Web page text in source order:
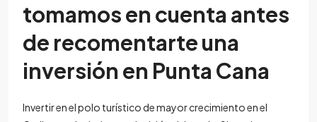
tomamos en cuenta antes
de recomentarte una
inversión en Punta Cana
Invertir en el polo turístico de mayor crecimiento en el